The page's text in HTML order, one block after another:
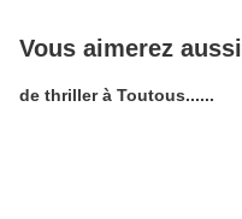
Vous aimerez aussi
de thriller à Toutous......